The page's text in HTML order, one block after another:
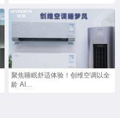
聚焦睡眠舒适体验！创维空调以全
龄 AI...